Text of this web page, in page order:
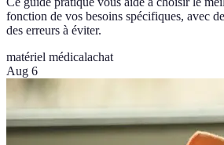
fonction de vos besoins spécifiques, avec
des erreurs à éviter.
matériel médicalachat
Aug 6